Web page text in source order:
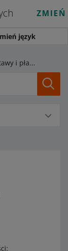
język
Czym jest formularz dostawy i płatności